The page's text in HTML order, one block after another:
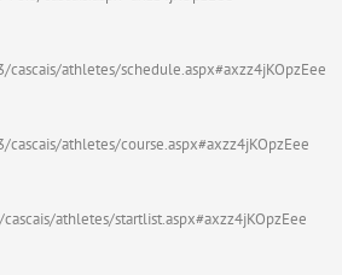
athletes/schedule.aspx#axzz4jKOpzEee
athletes/course.aspx#axzz4jKOpzEee
athletes/startlist.aspx#axzz4jKOpzEee